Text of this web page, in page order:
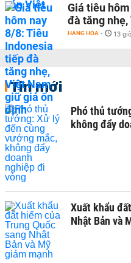
Giá tiêu
đà tăng
HÀNG HÓA - 13
Tin mới
Phó thủ
không đẩy
Xuất khẩu
Nhật Bản và